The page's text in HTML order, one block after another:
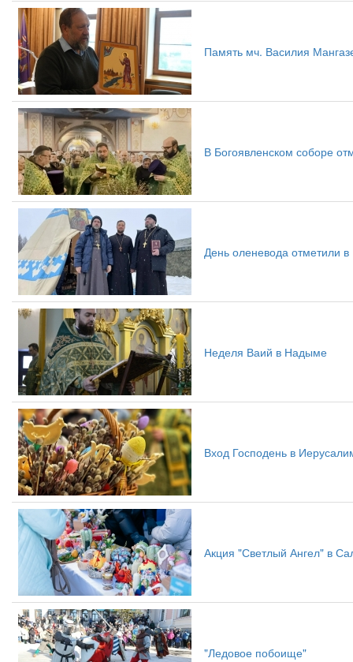
Память мч. Василия
В Богоявленском соборе
День оленевода отметили
Неделя Ваий в Надыме
Вход Господень в
Акция "Светлый Ангел" в
"Ледовое побоище"